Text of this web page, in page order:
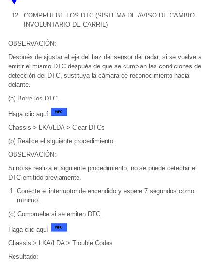
12. COMPRUEBE LOS DTC (SISTEMA DE AVISO DE CAMBIO
INVOLUNTARIO DE CARRIL)
OBSERVACIÓN:
Después de ajustar el eje del haz del sensor del radar, si se vuelve a
emitir el mismo DTC después de que se cumplan las condiciones de
detección del DTC, sustituya la cámara de reconocimiento hacia
delante.
(a) Borre los DTC.
Haga clic aquí
Chassis > LKA/LDA > Clear DTCs
(b) Realice el siguiente procedimiento.
OBSERVACIÓN:
Si no se realiza el siguiente procedimiento, no se puede detectar el
DTC emitido previamente.
Conecte el interruptor de encendido y espere 7 segundos como
mínimo.
(c) Compruebe si se emiten DTC.
Haga clic aquí
Chassis > LKA/LDA > Trouble Codes
Resultado: